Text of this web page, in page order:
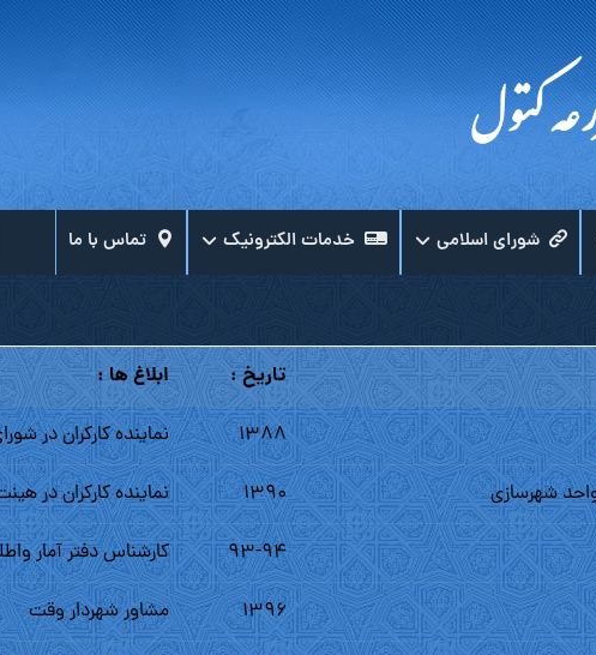
شورای اسلامی خدمات الکترونیک تماس با ما
تاریخ : ابلاغ ها :
۱۳۸۸ نماینده کارکران در
شهرسازى ۱۳۹۰ نماینده کارکران در
۹۳-۹۴ کارشناس دفتر آمار
۱۳۹۶ مشاور شهردار وقت